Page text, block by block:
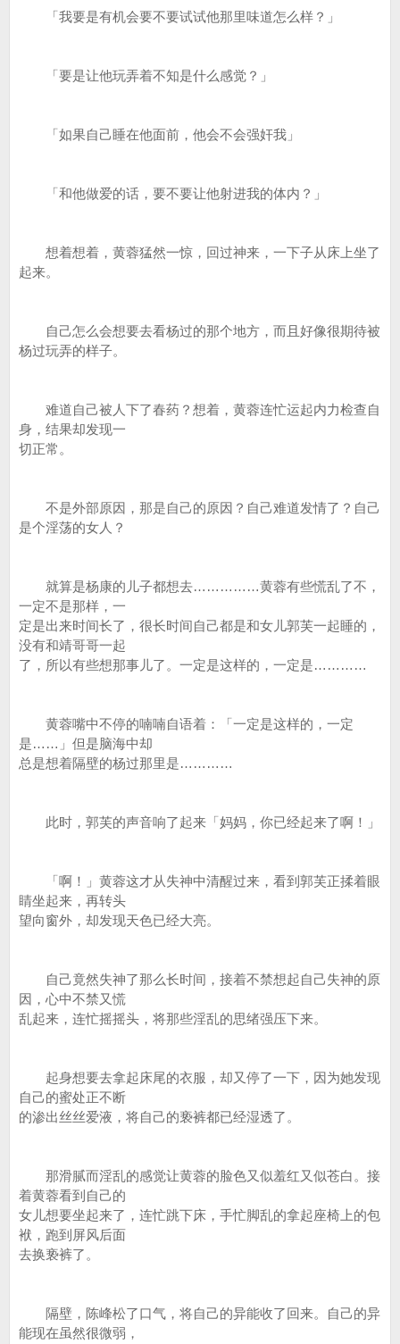
「我要是有机会要不要试试他那里味道怎么样？」
「要是让他玩弄着不知是什么感觉？」
「如果自己睡在他面前，他会不会强奸我」
「和他做爱的话，要不要让他射进我的体内？」
想着想着，黄蓉猛然一惊，回过神来，一下子从床上坐了
起来。
自己怎么会想要去看杨过的那个地方，而且好像很期待被
杨过玩弄的样子。
难道自己被人下了春药？想着，黄蓉连忙运起内力检查自
身，结果却发现一
切正常。
不是外部原因，那是自己的原因？自己难道发情了？自己
是个淫荡的女人？
就算是杨康的儿子都想去……………黄蓉有些慌乱了不，
一定不是那样，一
定是出来时间长了，很长时间自己都是和女儿郭芙一起睡的，
没有和靖哥哥一起
了，所以有些想那事儿了。一定是这样的，一定是…………
黄蓉嘴中不停的喃喃自语着：「一定是这样的，一定
是……」但是脑海中却
总是想着隔壁的杨过那里是…………
此时，郭芙的声音响了起来「妈妈，你已经起来了啊！」
「啊！」黄蓉这才从失神中清醒过来，看到郭芙正揉着眼
睛坐起来，再转头
望向窗外，却发现天色已经大亮。
自己竟然失神了那么长时间，接着不禁想起自己失神的原
因，心中不禁又慌
乱起来，连忙摇摇头，将那些淫乱的思绪强压下来。
起身想要去拿起床尾的衣服，却又停了一下，因为她发现
自己的蜜处正不断
的渗出丝丝爱液，将自己的亵裤都已经湿透了。
那滑腻而淫乱的感觉让黄蓉的脸色又似羞红又似苍白。接
着黄蓉看到自己的
女儿想要坐起来了，连忙跳下床，手忙脚乱的拿起座椅上的包
袱，跑到屏风后面
去换亵裤了。
隔壁，陈峰松了口气，将自己的异能收了回来。自己的异
能现在虽然很微弱，